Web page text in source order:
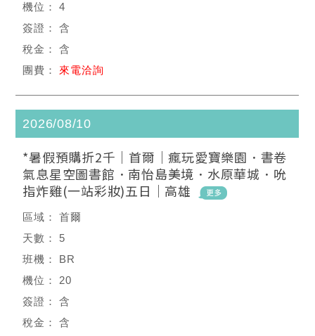
4
含
含
來電洽詢
2026/08/10
*暑假預購折2千｜首爾｜瘋玩愛寶樂園．書卷
氣息星空圖書館．南怡島美境．水原華城．吮
指炸雞(一站彩妝)五日｜高雄
首爾
5
BR
20
含
含